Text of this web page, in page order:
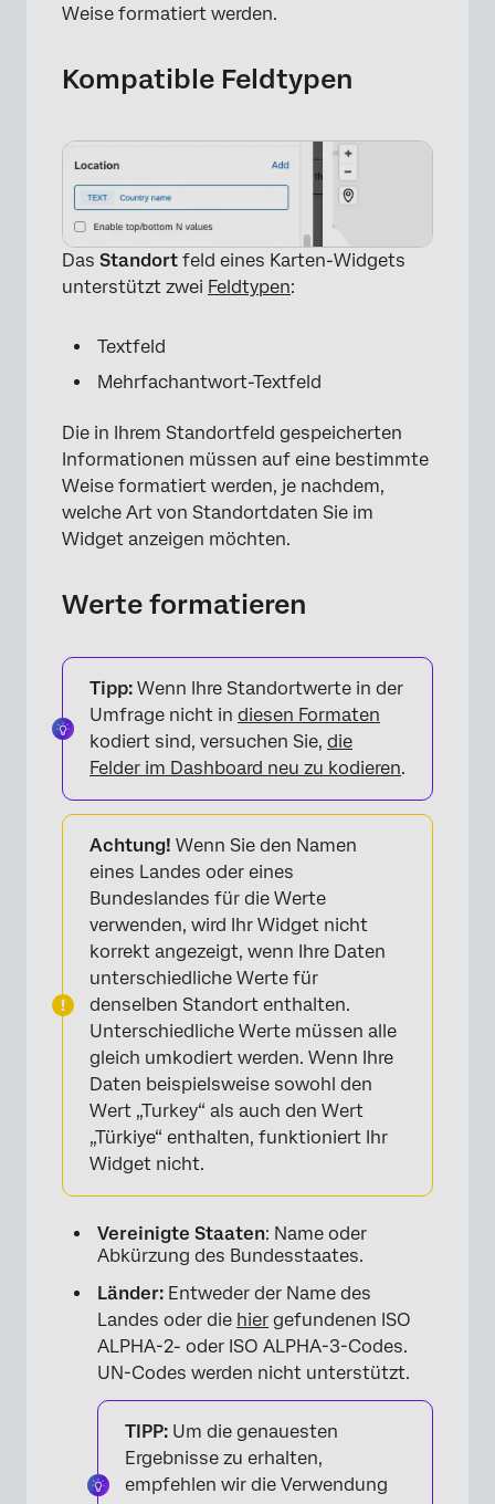
Weise formatiert werden.
Kompatible Feldtypen
×
Das Standort feld eines Karten-Widgets
unterstützt zwei Feldtypen:
Textfeld
Mehrfachantwort-Textfeld
Die in Ihrem Standortfeld gespeicherten
Informationen müssen auf eine bestimmte
Weise formatiert werden, je nachdem,
welche Art von Standortdaten Sie im
Widget anzeigen möchten.
Werte formatieren
Tipp: Wenn Ihre Standortwerte in der
Umfrage nicht in diesen Formaten
kodiert sind, versuchen Sie, die
Felder im Dashboard neu zu kodieren.
Achtung! Wenn Sie den Namen
eines Landes oder eines
Bundeslandes für die Werte
verwenden, wird Ihr Widget nicht
korrekt angezeigt, wenn Ihre Daten
unterschiedliche Werte für
denselben Standort enthalten.
Unterschiedliche Werte müssen alle
gleich umkodiert werden. Wenn Ihre
Daten beispielsweise sowohl den
Wert „Turkey“ als auch den Wert
„Türkiye“ enthalten, funktioniert Ihr
Widget nicht.
Vereinigte Staaten: Name oder
Abkürzung des Bundesstaates.
Länder: Entweder der Name des
Landes oder die hier gefundenen ISO
ALPHA-2- oder ISO ALPHA-3-Codes.
UN-Codes werden nicht unterstützt.
TIPP: Um die genauesten
Ergebnisse zu erhalten,
empfehlen wir die Verwendung